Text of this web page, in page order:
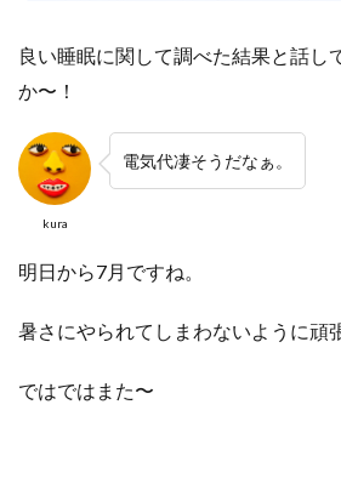
良い睡眠に関して調べた結果と話し
か〜！
kura
電気代凄そうだなぁ。
明日から7月ですね。
暑さにやられてしまわないように頑
ではではまた〜